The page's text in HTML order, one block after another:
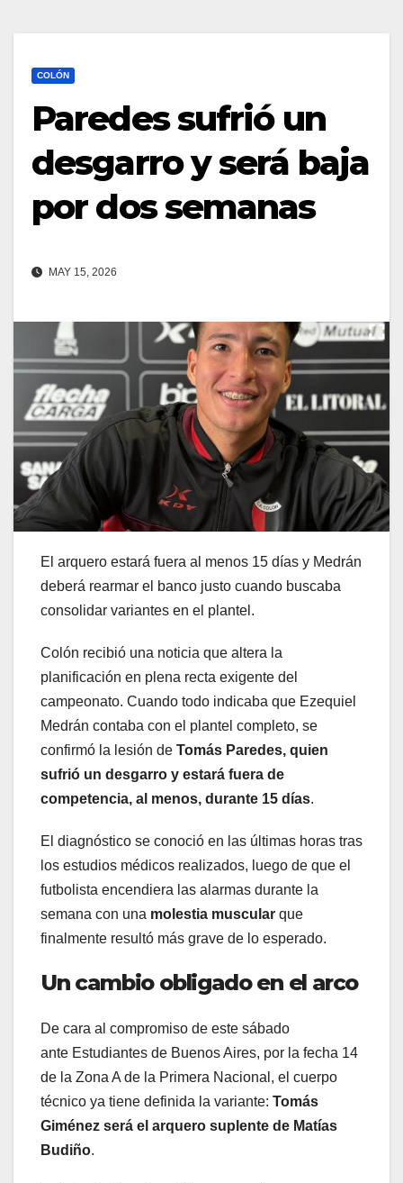
COLÓN
Paredes sufrió un
desgarro y será baja
por dos semanas
MAY 15, 2026
El arquero estará fuera al menos 15 días y Medrán
deberá rearmar el banco justo cuando buscaba
consolidar variantes en el plantel.
Colón recibió una noticia que altera la
planificación en plena recta exigente del
campeonato. Cuando todo indicaba que Ezequiel
Medrán contaba con el plantel completo, se
confirmó la lesión de Tomás Paredes, quien
sufrió un desgarro y estará fuera de
competencia, al menos, durante 15 días.
El diagnóstico se conoció en las últimas horas tras
los estudios médicos realizados, luego de que el
futbolista encendiera las alarmas durante la
semana con una molestia muscular que
finalmente resultó más grave de lo esperado.
Un cambio obligado en el arco
De cara al compromiso de este sábado
ante Estudiantes de Buenos Aires, por la fecha 14
de la Zona A de la Primera Nacional, el cuerpo
técnico ya tiene definida la variante: Tomás
Giménez será el arquero suplente de Matías
Budiño.